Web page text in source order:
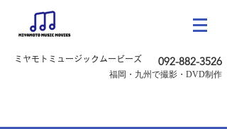
ミヤモトミュージックムービーズ 092-882-3526
​福岡・九州で撮影・DVD制作